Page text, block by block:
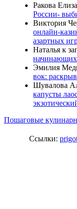
Ракова
России-
Виктория
онлайн-
азартных
Наталья к
Эмилия
вок:
Шувалова
капусты
Пошаговые
Ссылки: